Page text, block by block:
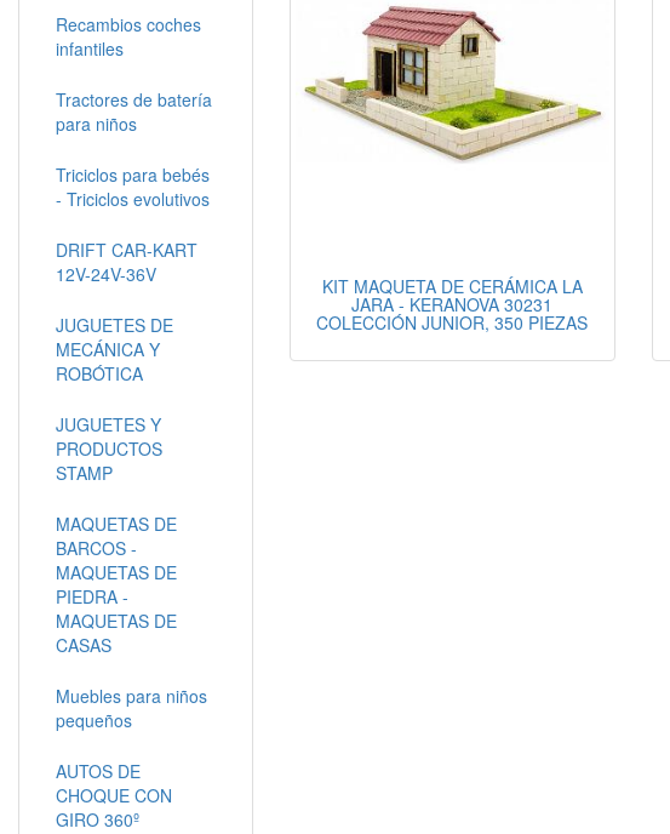
KIT MAQUETA DE CERÁMICA LA
JARA - KERANOVA 30231
COLECCIÓN JUNIOR, 350 PIEZAS
Recambios coches
infantiles
Tractores de batería
para niños
Triciclos para bebés
- Triciclos evolutivos
DRIFT CAR-KART
12V-24V-36V
JUGUETES DE
MECÁNICA Y
ROBÓTICA
JUGUETES Y
PRODUCTOS
STAMP
MAQUETAS DE
BARCOS -
MAQUETAS DE
PIEDRA -
MAQUETAS DE
CASAS
Muebles para niños
pequeños
AUTOS DE
CHOQUE CON
GIRO 360º